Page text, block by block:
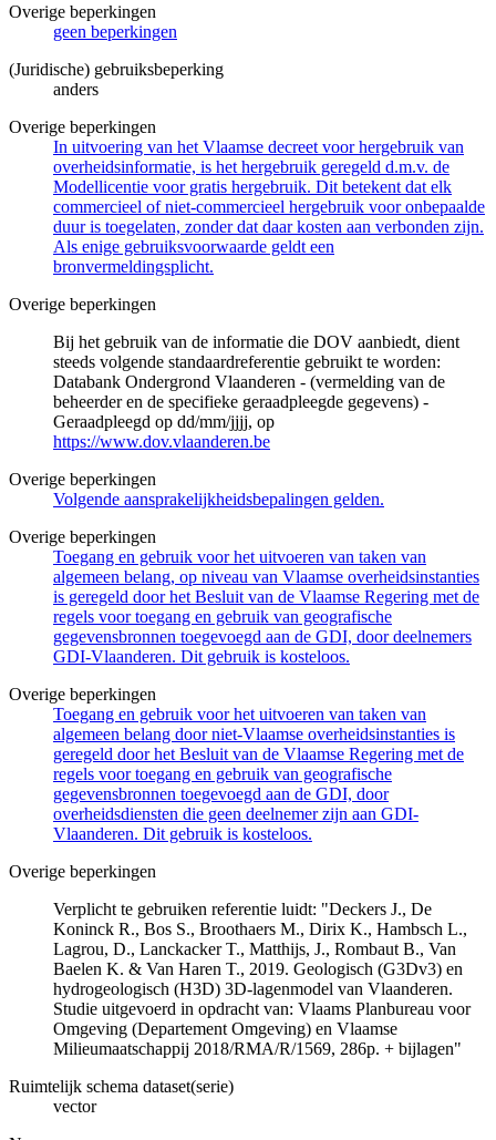
Overige beperkingen
geen beperkingen
(Juridische) gebruiksbeperking
anders
Overige beperkingen
In uitvoering van het Vlaamse decreet voor hergebruik van
overheidsinformatie, is het hergebruik geregeld d.m.v. de
Modellicentie voor gratis hergebruik. Dit betekent dat elk
commercieel of niet-commercieel hergebruik voor onbepaalde
duur is toegelaten, zonder dat daar kosten aan verbonden zijn.
Als enige gebruiksvoorwaarde geldt een
bronvermeldingsplicht.
Overige beperkingen
Bij het gebruik van de informatie die DOV aanbiedt, dient
steeds volgende standaardreferentie gebruikt te worden:
Databank Ondergrond Vlaanderen - (vermelding van de
beheerder en de specifieke geraadpleegde gegevens) -
Geraadpleegd op dd/mm/jjjj, op
https://www.dov.vlaanderen.be
Overige beperkingen
Volgende aansprakelijkheidsbepalingen gelden.
Overige beperkingen
Toegang en gebruik voor het uitvoeren van taken van
algemeen belang, op niveau van Vlaamse overheidsinstanties
is geregeld door het Besluit van de Vlaamse Regering met de
regels voor toegang en gebruik van geografische
gegevensbronnen toegevoegd aan de GDI, door deelnemers
GDI-Vlaanderen. Dit gebruik is kosteloos.
Overige beperkingen
Toegang en gebruik voor het uitvoeren van taken van
algemeen belang door niet-Vlaamse overheidsinstanties is
geregeld door het Besluit van de Vlaamse Regering met de
regels voor toegang en gebruik van geografische
gegevensbronnen toegevoegd aan de GDI, door
overheidsdiensten die geen deelnemer zijn aan GDI-
Vlaanderen. Dit gebruik is kosteloos.
Overige beperkingen
Verplicht te gebruiken referentie luidt: "Deckers J., De
Koninck R., Bos S., Broothaers M., Dirix K., Hambsch L.,
Lagrou, D., Lanckacker T., Matthijs, J., Rombaut B., Van
Baelen K. & Van Haren T., 2019. Geologisch (G3Dv3) en
hydrogeologisch (H3D) 3D-lagenmodel van Vlaanderen.
Studie uitgevoerd in opdracht van: Vlaams Planbureau voor
Omgeving (Departement Omgeving) en Vlaamse
Milieumaatschappij 2018/RMA/R/1569, 286p. + bijlagen"
Ruimtelijk schema dataset(serie)
vector